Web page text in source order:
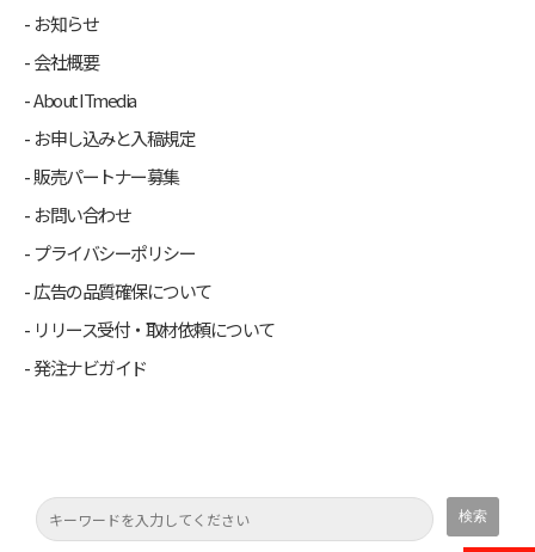
お知らせ
会社概要
About ITmedia
お申し込みと入稿規定
販売パートナー募集
お問い合わせ
プライバシーポリシー
広告の品質確保について
リリース受付・取材依頼について
発注ナビガイド